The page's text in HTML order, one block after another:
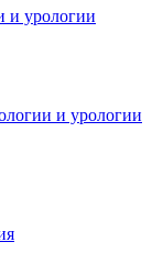
и урологии
и урологии